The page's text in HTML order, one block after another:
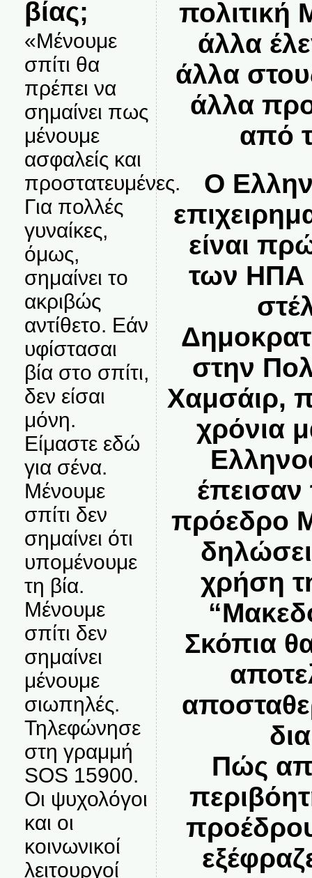
βίας;
«Μένουμε
σπίτι θα
πρέπει να
σημαίνει πως
μένουμε
ασφαλείς και
προστατευμένες.
Για πολλές
γυναίκες,
όμως,
σημαίνει το
ακριβώς
αντίθετο. Εάν
υφίστασαι
βία στο σπίτι,
δεν είσαι
μόνη.
Είμαστε εδώ
για σένα.
Μένουμε
σπίτι δεν
σημαίνει ότι
υπομένουμε
τη βία.
Μένουμε
σπίτι δεν
σημαίνει
μένουμε
σιωπηλές.
Τηλεφώνησε
στη γραμμή
SOS 15900.
Οι ψυχολόγοι
και οι
κοινωνικοί
λειτουργοί
πολιτική
άλλα
άλλα
άλλα
από
Ο
είναι
των ΗΠΑ
στην
Χαμσάιρ,
χρόνια
έπεισαν
πρόεδρο
χρήση
Σκόπια
Πώς